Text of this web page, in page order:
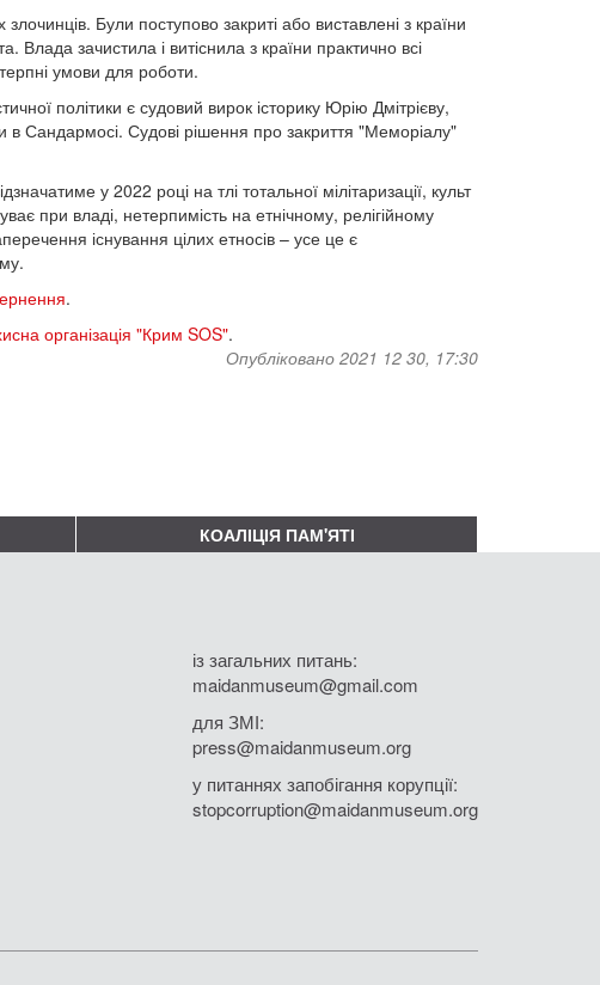
Були поступово закриті або виставлені з країни
Влада зачистила і витіснила з країни практично всі
умови для роботи.
політики є судовий вирок історику Юрію Дмітрієву,
в Сандармосі. Судові рішення про закриття "Меморіалу"
у 2022 році на тлі тотальної мілітаризації, культ
при владі, нетерпимість на етнічному, релігійному
існування цілих етносів – усе це є
.
організація "Крим SOS".
Опубліковано 2021 12 30, 17:30
КОАЛІЦІЯ ПАМ'ЯТІ
із загальних питань:
maidanmuseum@gmail.com
для ЗМІ:
press@maidanmuseum.org
у питаннях запобігання корупції:
stopcorruption@maidanmuseum.org